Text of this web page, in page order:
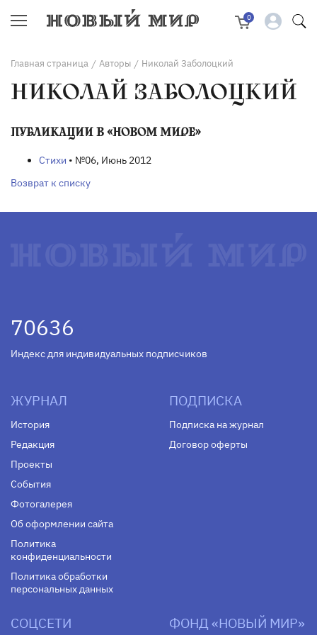
0
Главная страница / Авторы / Николай Заболоцкий
НИКОЛАЙ ЗАБОЛОЦКИЙ
ПУБЛИКАЦИИ В «НОВОМ МИРЕ»
Стихи • №06, Июнь 2012
Возврат к списку
70636
Индекс для индивидуальных подписчиков
ЖУРНАЛ
История
Редакция
Проекты
События
Фотогалерея
Об оформлении сайта
Политика
конфиденциальности
Политика обработки
персональных данных
ПОДПИСКА
Подписка на журнал
Договор оферты
СОЦСЕТИ ФОНД «НОВЫЙ МИР»